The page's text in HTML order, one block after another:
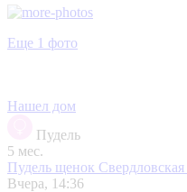
Еще 1 фото
Нашел дом
Пудель
5 мес.
Пудель щенок
Вчера, 14:36